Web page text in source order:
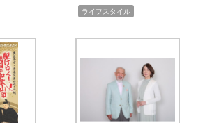
ライフスタイル